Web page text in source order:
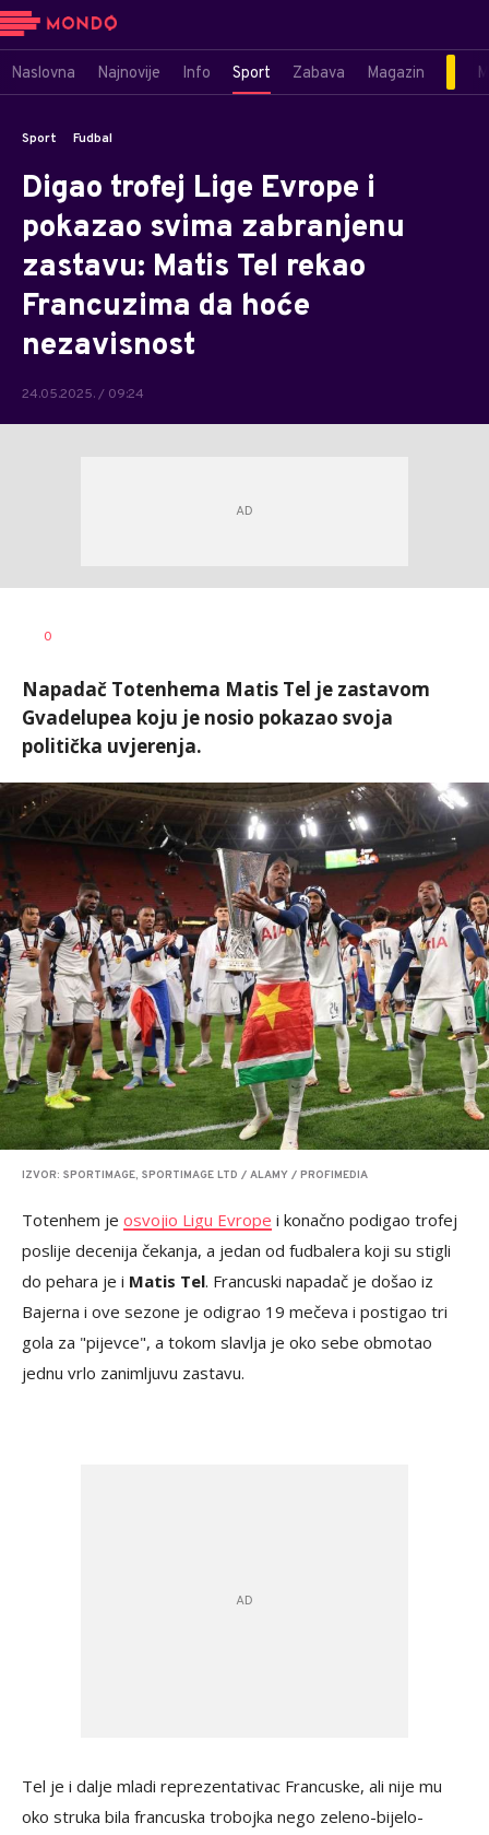
Naslovna Najnovije Info Sport Zabava Magazin
Sport Fudbal
Digao trofej Lige Evrope i
pokazao svima zabranjenu
zastavu: Matis Tel rekao
Francuzima da hoće
nezavisnost
24.05.2025. / 09:24
AUTOR
0
Napadač Totenhema Matis Tel je zastavom
Gvadelupea koju je nosio pokazao svoja
politička uvjerenja.
IZVOR: SPORTIMAGE, SPORTIMAGE LTD / ALAMY / PROFIMEDIA
Totenhem je osvojio Ligu Evrope i konačno podigao trofej
poslije decenija čekanja, a jedan od fudbalera koji su stigli
do pehara je i Matis Tel. Francuski napadač je došao iz
Bajerna i ove sezone je odigrao 19 mečeva i postigao tri
gola za "pijevce", a tokom slavlja je oko sebe obmotao
jednu vrlo zanimljuvu zastavu.
Tel je i dalje mladi reprezentativac Francuske, ali nije mu
oko struka bila francuska trobojka nego zeleno-bijelo-